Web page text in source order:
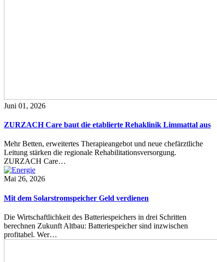
Juni 01, 2026
ZURZACH Care baut die etablierte Rehaklinik Limmattal aus
Mehr Betten, erweitertes Therapieangebot und neue chefärztliche
Leitung stärken die regionale Rehabilitationsversorgung.
ZURZACH Care…
Mai 26, 2026
Mit dem Solarstromspeicher Geld verdienen
Die Wirtschaftlichkeit des Batteriespeichers in drei Schritten
berechnen Zukunft Altbau: Batteriespeicher sind inzwischen
profitabel. Wer…